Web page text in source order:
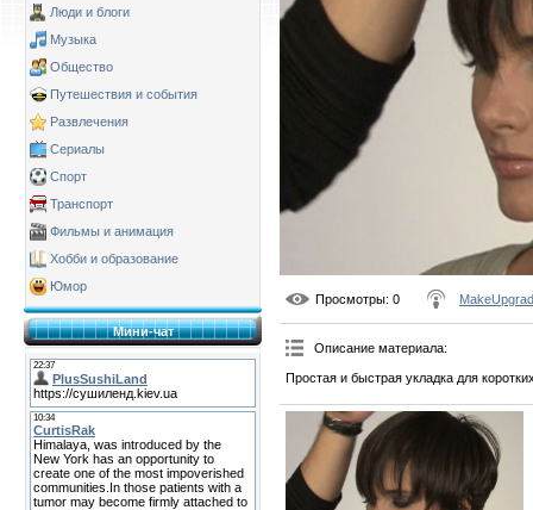
Люди и блоги
Музыка
Общество
Путешествия и события
Развлечения
Сериалы
Спорт
Транспорт
Фильмы и анимация
Хобби и образование
Юмор
Мини-чат
Просмотры: 0
Описание материала:
Простая и быстрая укладка для